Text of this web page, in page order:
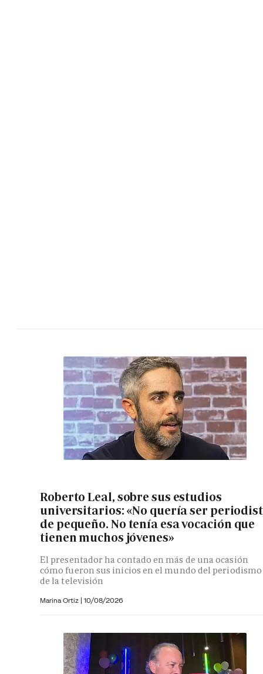
Roberto Leal, sobre sus estudios
universitarios: «No quería ser
de pequeño. No tenía esa vocación que
tienen muchos jóvenes»
El presentador ha contado en más de una ocasión
cómo fueron sus inicios en el mundo del periodismo
de la televisión
Marina Ortiz | 10/08/2026